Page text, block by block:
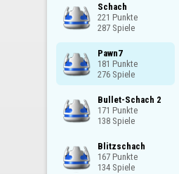
Schach
221 Punkte
287 Spiele
Pawn7
181 Punkte
276 Spiele
Bullet-Schach 2
171 Punkte
138 Spiele
Blitzschach
167 Punkte
134 Spiele